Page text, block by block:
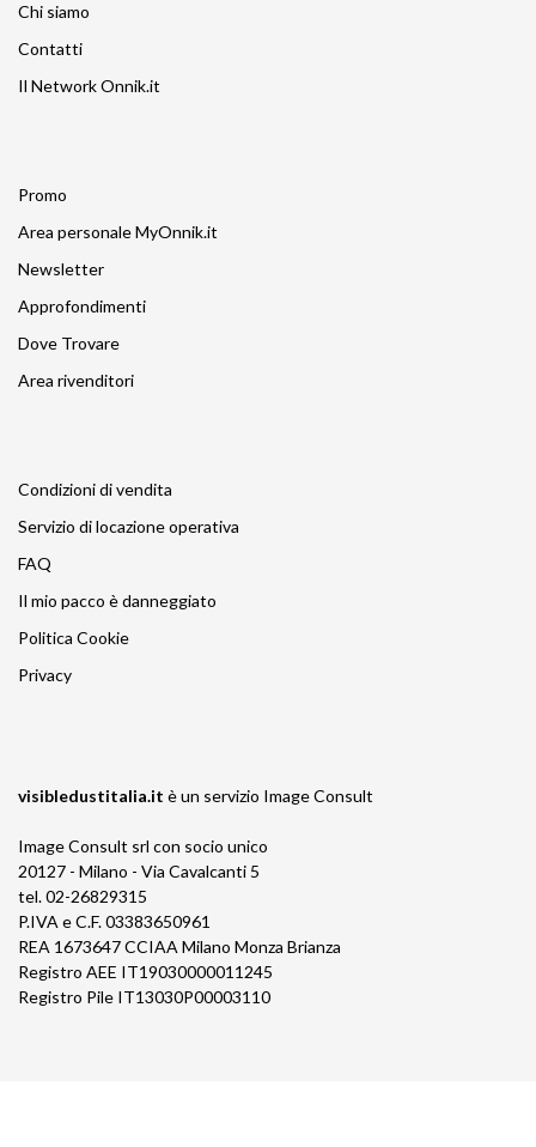
Chi siamo
Contatti
Il Network Onnik.it
Promo
Area personale MyOnnik.it
Newsletter
Approfondimenti
Dove Trovare
Area rivenditori
Condizioni di vendita
Servizio di locazione operativa
FAQ
Il mio pacco è danneggiato
Politica Cookie
Privacy
visibledustitalia.it è un servizio Image Consult
Image Consult srl con socio unico
20127 - Milano - Via Cavalcanti 5
tel. 02-26829315
P.IVA e C.F. 03383650961
REA 1673647 CCIAA Milano Monza Brianza
Registro AEE IT19030000011245
Registro Pile IT13030P00003110